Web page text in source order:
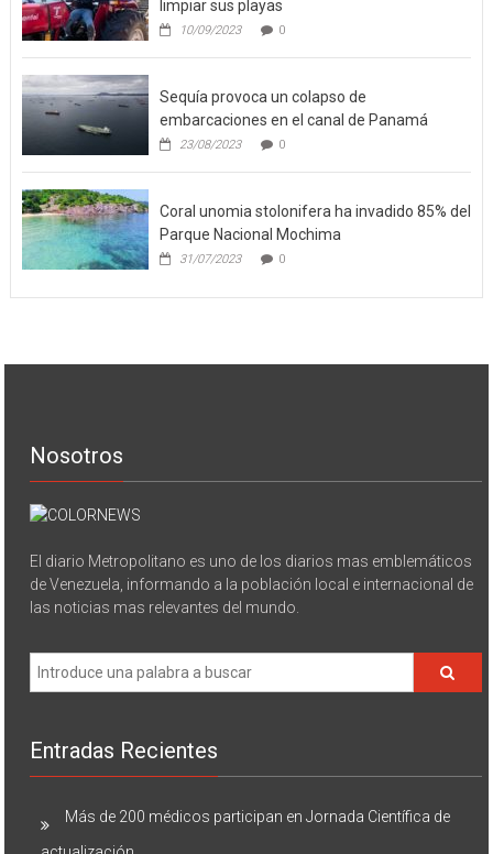
limpiar sus playas
10/09/2023 0
Sequía provoca un colapso de
embarcaciones en el canal de Panamá
23/08/2023 0
Coral unomia stolonifera ha invadido 85% del
Parque Nacional Mochima
31/07/2023 0
Nosotros
El diario Metropolitano es uno de los diarios mas emblemáticos
de Venezuela, informando a la población local e internacional de
las noticias mas relevantes del mundo.
Entradas Recientes
Más de 200 médicos participan en Jornada Científica de